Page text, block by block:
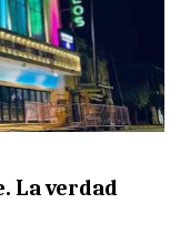
La verdad